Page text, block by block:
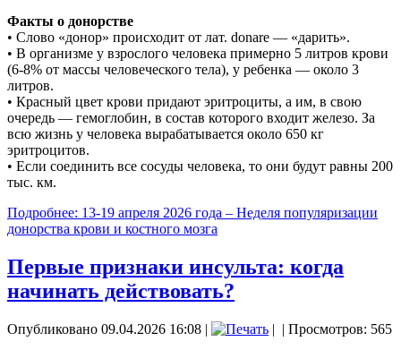
Факты о донорстве
• Слово «донор» происходит от лат. donare — «дарить».
• В организме у взрослого человека примерно 5 литров крови
(6-8% от массы человеческого тела), у ребенка — около 3
литров.
• Красный цвет крови придают эритроциты, а им, в свою
очередь — гемоглобин, в состав которого входит железо. За
всю жизнь у человека вырабатывается около 650 кг
эритроцитов.
• Если соединить все сосуды человека, то они будут равны 200
тыс. км.
Подробнее: 13-19 апреля 2026 года – Неделя популяризации
донорства крови и костного мозга
Первые признаки инсульта: когда
начинать действовать?
Опубликовано 09.04.2026 16:08 | | | Просмотров: 565